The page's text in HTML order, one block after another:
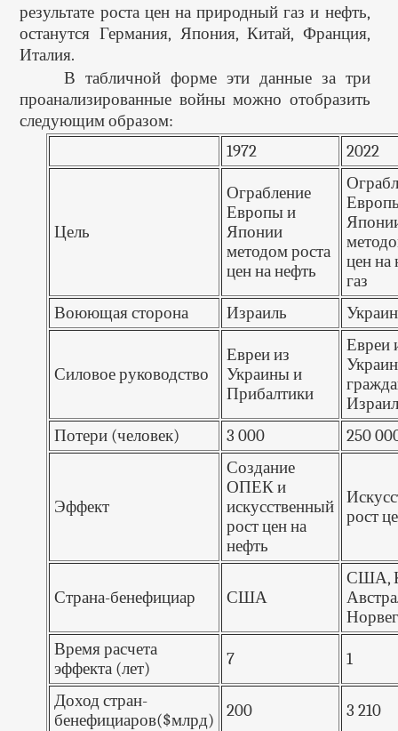
результате роста цен на природный газ и нефть,
останутся Германия, Япония, Китай, Франция,
Италия.
В табличной форме эти данные за три
проанализированные войны можно отобразить
следующим образом:
1972
2022
Цель
Ограбление
Европы и
Японии
методом роста
цен на нефть
цен на
газ
Воюющая сторона
Израиль
Силовое руководство
Евреи из
Украины и
Прибалтики
Евреи
Потери (человек)
3 000 250
Эффект
Создание
ОПЕК и
искусственный
рост цен на
нефть
рост
Страна-бенефициар США
США,
Время расчета
эффекта (лет)
7 1
Доход стран-
бенефициаров($млрд)
200 3 210